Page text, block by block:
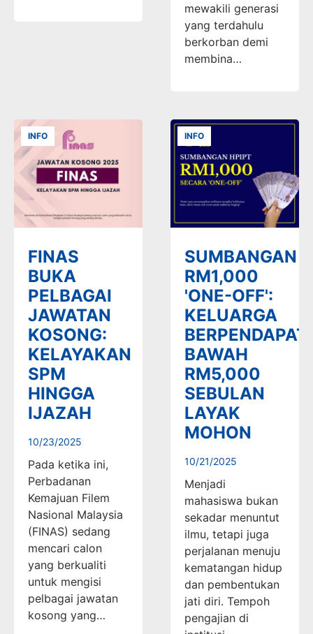
mewakili generasi
yang terdahulu
berkorban demi
membina…
INFO
FINAS
BUKA
PELBAGAI
JAWATAN
KOSONG:
KELAYAKAN
SPM
HINGGA
IJAZAH
10/23/2025
Pada ketika ini,
Perbadanan
Kemajuan Filem
Nasional Malaysia
(FINAS) sedang
mencari calon
yang berkualiti
untuk mengisi
pelbagai jawatan
kosong yang…
INFO
SUMBANGAN
RM1,000
'ONE-OFF':
KELUARGA
BAWAH
RM5,000
SEBULAN
LAYAK
MOHON
10/21/2025
Menjadi
mahasiswa bukan
sekadar menuntut
ilmu, tetapi juga
perjalanan menuju
kematangan hidup
dan pembentukan
jati diri. Tempoh
pengajian di